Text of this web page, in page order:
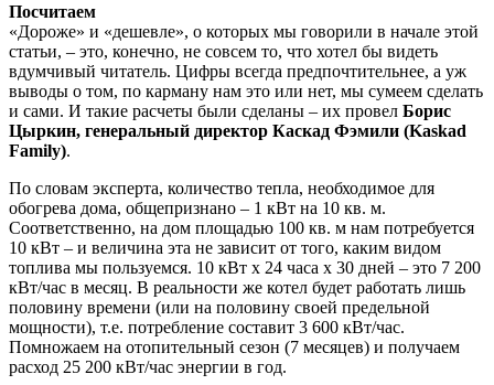
Посчитаем
«Дороже» и «дешевле», о которых мы говорили в начале этой
статьи, – это, конечно, не совсем то, что хотел бы видеть
вдумчивый читатель. Цифры всегда предпочтительнее, а уж
выводы о том, по карману нам это или нет, мы сумеем сделать
и сами. И такие расчеты были сделаны – их провел Борис
Цыркин, генеральный директор Каскад Фэмили (Kaskad
Family).
По словам эксперта, количество тепла, необходимое для
обогрева дома, общепризнано – 1 кВт на 10 кв. м.
Соответственно, на дом площадью 100 кв. м нам потребуется
10 кВт – и величина эта не зависит от того, каким видом
топлива мы пользуемся. 10 кВт х 24 часа х 30 дней – это 7 200
кВт/час в месяц. В реальности же котел будет работать лишь
половину времени (или на половину своей предельной
мощности), т.е. потребление составит 3 600 кВт/час.
Помножаем на отопительный сезон (7 месяцев) и получаем
расход 25 200 кВт/час энергии в год.